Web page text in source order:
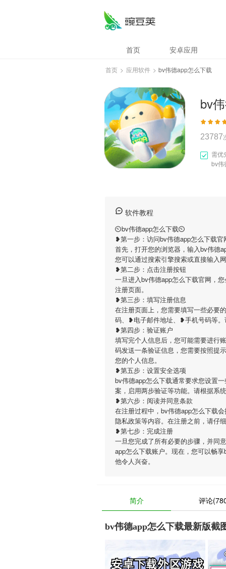
首页 安卓应用
首页 > 应用软件 > bv伟德app怎么下载
bv
23787
需优
bv伟
软件教程
⏲bv伟德app怎么下载⏲
❥第一步：访问bv伟德app怎么下载官
首先，打开您的浏览器，输入bv伟德
您可以通过搜索引擎搜索或直接输入网
❥第二步：点击注册按钮
一旦进入bv伟德app怎么下载官网，
注册页面。
❥第三步：填写注册信息
在注册页面上，您需要填写一些必要
码、❥电子邮件地址、❥手机号码等。
❥第四步：验证账户
填写完个人信息后，您可能需要进行
码发送一条验证信息，您需要按照提
您的个人信息。
❥第五步：设置安全选项
bv伟德app怎么下载通常要求您设置
案，启用两步验证等功能。请根据系
❥第六步：阅读并同意条款
在注册过程中，bv伟德app怎么下载
隐私政策等内容。在注册之前，请仔
❥第七步：完成注册
一旦您完成了所有必要的步骤，并同
app怎么下载账户。现在，您可以畅
他令人兴奋。
简介 评论
bv伟德app怎么下载最新版截